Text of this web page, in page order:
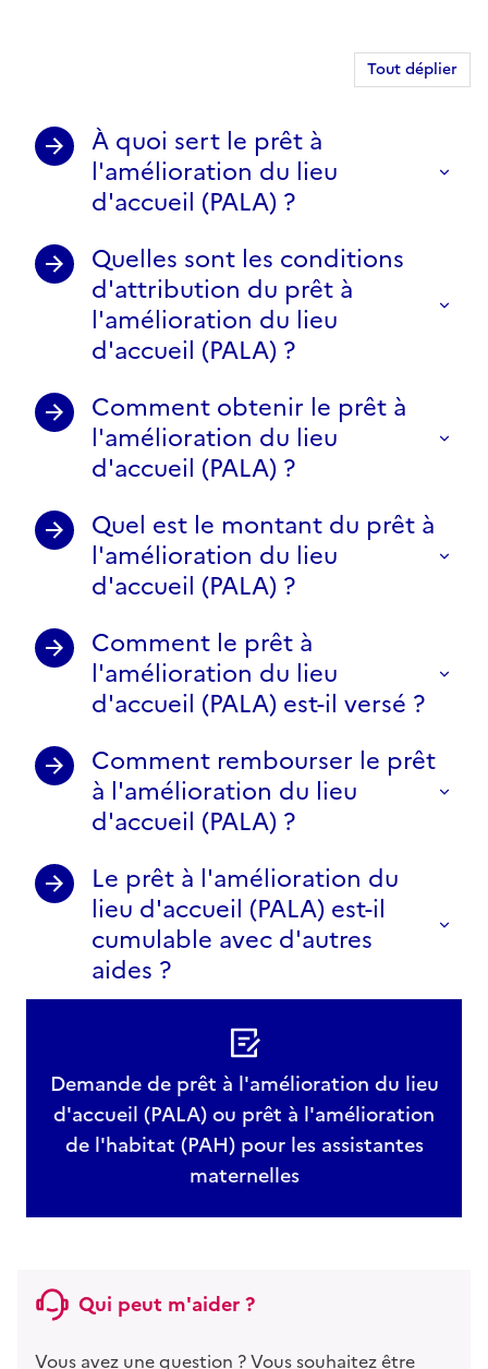
Tout déplier
À quoi sert le prêt à
l'amélioration du lieu
d'accueil (PALA) ?
Quelles sont les conditions
d'attribution du prêt à
l'amélioration du lieu
d'accueil (PALA) ?
Comment obtenir le prêt à
l'amélioration du lieu
d'accueil (PALA) ?
Quel est le montant du prêt à
l'amélioration du lieu
d'accueil (PALA) ?
Comment le prêt à
l'amélioration du lieu
d'accueil (PALA) est-il versé ?
Comment rembourser le prêt
à l'amélioration du lieu
d'accueil (PALA) ?
Le prêt à l'amélioration du
lieu d'accueil (PALA) est-il
cumulable avec d'autres
aides ?
Demande de prêt à l'amélioration du lieu
d'accueil (PALA) ou prêt à l'amélioration
de l'habitat (PAH) pour les assistantes
maternelles
Qui peut m'aider ?
Vous avez une question ? Vous souhaitez être